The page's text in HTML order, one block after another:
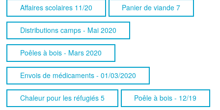
Affaires scolaires 11/20 Panier de viande 7
Distributions camps - Mai 2020
Poêles à bois - Mars 2020
Envois de médicaments - 01/03/2020
Chaleur pour les réfugiés 5 Poêle à bois - 12/19